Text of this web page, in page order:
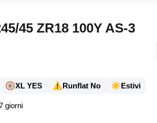
45 ZR18 100Y AS-3
🛞XL YES ⚠️Runflat No ☀️Estivi
giorni